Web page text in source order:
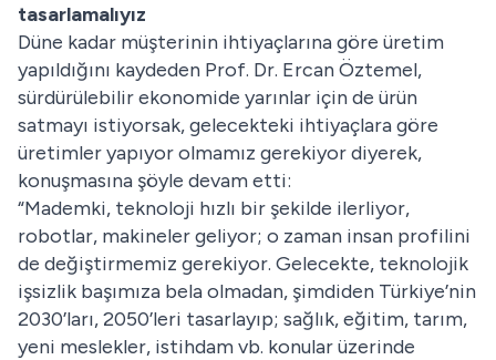
tasarlamalıyız
Düne kadar müşterinin ihtiyaçlarına göre üretim
yapıldığını kaydeden Prof. Dr. Ercan Öztemel,
sürdürülebilir ekonomide yarınlar için de ürün
satmayı istiyorsak, gelecekteki ihtiyaçlara göre
üretimler yapıyor olmamız gerekiyor diyerek,
konuşmasına şöyle devam etti:
“Mademki, teknoloji hızlı bir şekilde ilerliyor,
robotlar, makineler geliyor; o zaman insan profilini
de değiştirmemiz gerekiyor. Gelecekte, teknolojik
işsizlik başımıza bela olmadan, şimdiden Türkiye’nin
2030’ları, 2050’leri tasarlayıp; sağlık, eğitim, tarım,
yeni meslekler, istihdam vb. konular üzerinde